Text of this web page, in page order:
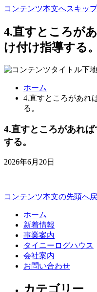
コンテンツ本文へスキップ
4.直すところが
け付け指導する。
ホーム
4.直すところがあれ
る。
4.直すところがあれ
する。
2026年6月20日
コンテンツ本文の先頭へ
ホーム
新着情報
事業案内
タイニーログハウス
会社案内
お問い合わせ
カテゴリー